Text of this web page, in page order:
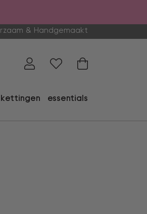
& Handgemaakt
kettingen essentials